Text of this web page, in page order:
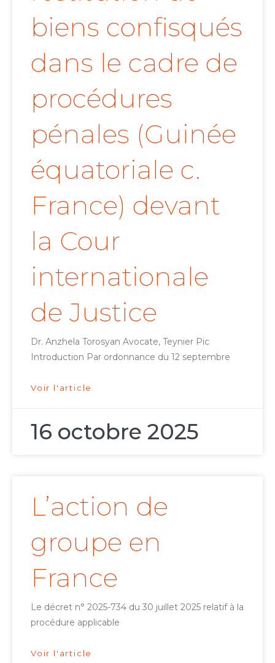
biens confisqués
dans le cadre de
procédures
pénales (Guinée
équatoriale c.
France) devant
la Cour
internationale
de Justice
Dr. Anzhela Torosyan Avocate, Teynier Pic
Introduction Par ordonnance du 12 septembre
Voir l'article
16 octobre 2025
L’action de
groupe en
France
Le décret n° 2025-734 du 30 juillet 2025 relatif à la
procédure applicable
Voir l'article